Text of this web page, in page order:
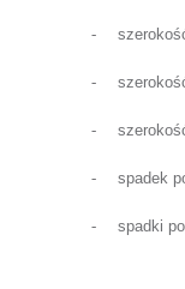
-
-
-
- spadek
- spadki